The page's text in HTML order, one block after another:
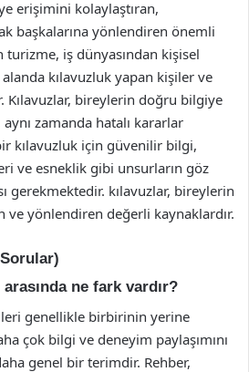
erişimini kolaylaştıran,
başkalarına yönlendiren önemli
iş dünyasından kişisel
kılavuzluk yapan kişiler ve
Kılavuzlar, bireylerin doğru bilgiye
zamanda hatalı kararlar
kılavuzluk için güvenilir bilgi,
ve esneklik gibi unsurların göz
gerekmektedir. kılavuzlar, bireylerin
ve yönlendiren değerli kaynaklardır.
ne fark vardır?
genellikle birbirinin yerine
çok bilgi ve deneyim paylaşımını
genel bir terimdir. Rehber,